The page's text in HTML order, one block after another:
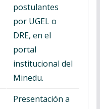
postulantes
por UGEL o
DRE, en el
portal
institucional del
Minedu.
Presentación a